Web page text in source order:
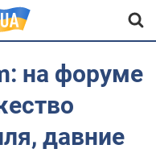
на форуме
давние